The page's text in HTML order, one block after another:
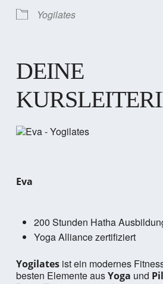
Yogilates
DEINE
Eva
200 Stunden Hatha
Yoga Alliance zertifiziert
Yogilatesist ein modernes
besten Elemente ausYoga und